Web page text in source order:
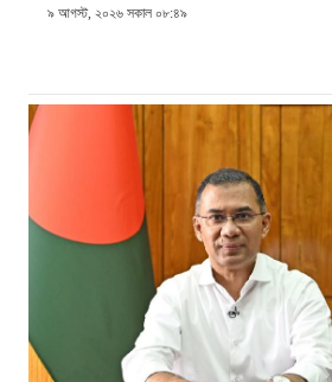
৯ আগস্ট, ২০২৬ সকাল ০৮:৪৯